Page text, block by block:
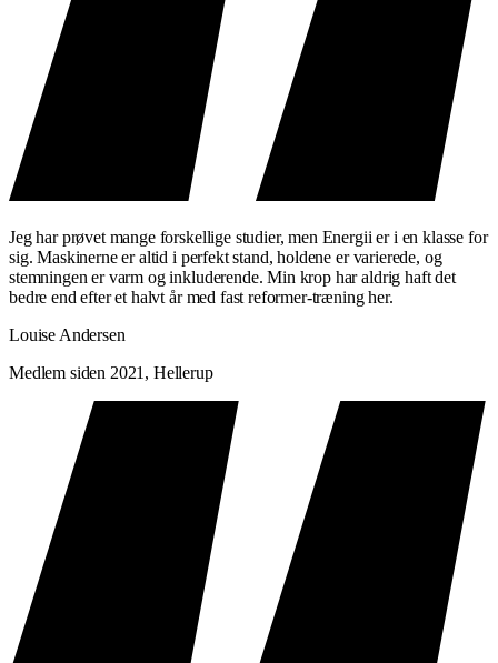
Jeg har prøvet mange forskellige studier, men Energii er i en klasse for
sig. Maskinerne er altid i perfekt stand, holdene er varierede, og
stemningen er varm og inkluderende. Min krop har aldrig haft det
bedre end efter et halvt år med fast reformer-træning her.
Louise Andersen
Medlem siden 2021, Hellerup